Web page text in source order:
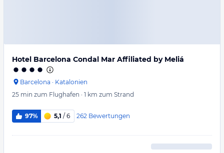
Hotel Barcelona Condal Mar Affiliated by Meliá
Barcelona · Katalonien
25 min zum Flughafen · 1 km zum Strand
97% 5,1 / 6 262 Bewertungen